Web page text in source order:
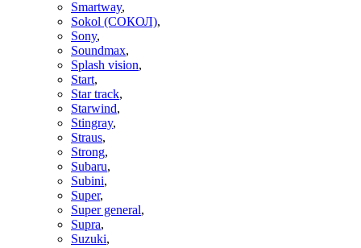
Smartway,
Sokol (СОКОЛ),
Sony,
Soundmax,
Splash vision,
Start,
Star track,
Starwind,
Stingray,
Straus,
Strong,
Subaru,
Subini,
Super,
Super general,
Supra,
Suzuki,